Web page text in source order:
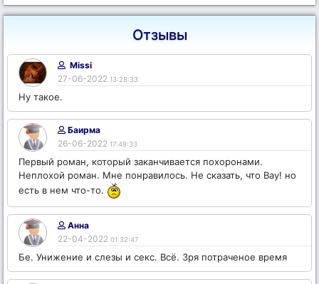
Отзывы
Missi
27-06-2022 13:28:33
Ну такое.
Баирма
26-06-2022 17:49:33
Первый роман, который заканчивается похоронами.
Неплохой роман. Мне понравилось. Не сказать, что Вау! но
есть в нем что-то.
Анна
22-04-2022 01:32:47
Бе. Унижение и слезы и секс. Всё. Зря потраченое время